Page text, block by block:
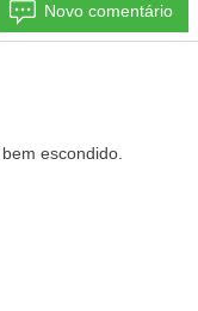
Novo comentário
escondido.